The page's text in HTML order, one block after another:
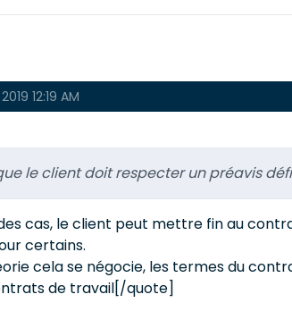
12:19 AM
le client doit respecter un préavis
cas, le client peut mettre fin au
certains.
cela se négocie, les termes du
de travail[/quote]